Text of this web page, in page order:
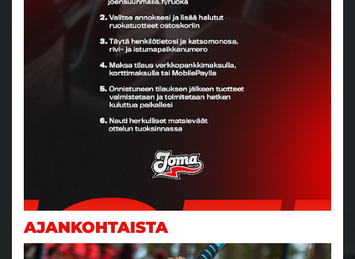
AJANKOHTAISTA